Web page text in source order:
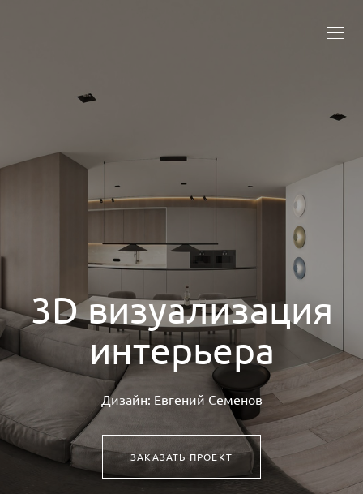
3D визуализация
интерьера
Дизайн: Евгений Семенов
ЗАКАЗАТЬ ПРОЕКТ